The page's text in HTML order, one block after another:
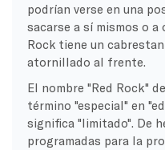
podrían verse en una
sacarse a sí mismos o a
Rock tiene un
atornillado al frente.
El nombre "Red Rock"
término "especial" en
significa "limitado". De
programadas para la